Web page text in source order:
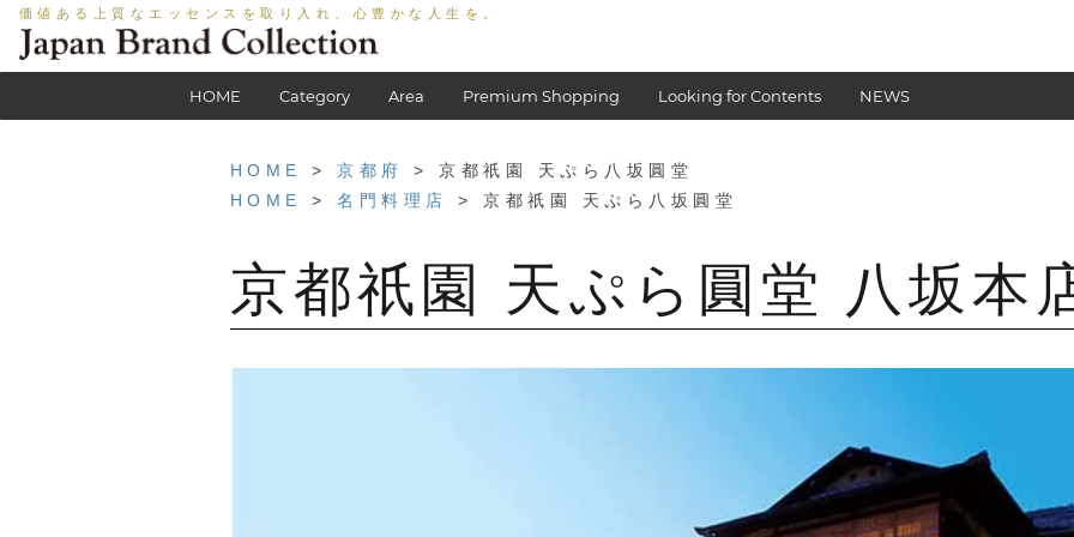
価値ある上質なエッセンスを取り入れ、心豊かな人生を。
HOME Category Area Premium Shopping Looking for Contents NEWS
HOME >京都府
> 京都祇園 天ぷら八坂圓堂
HOME
>名門料理店 > 京都祇園 天ぷら八坂圓堂
京都祇園 天ぷら圓堂 八坂本